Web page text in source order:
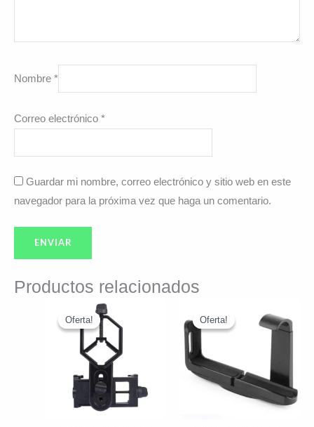
Nombre *
Correo electrónico *
Guardar mi nombre, correo electrónico y sitio web en este
navegador para la próxima vez que haga un comentario.
Productos relacionados
Oferta!
Oferta!
El
precio
original
era:
$12.697.
Oferta!
Oferta!precio
original
precio
actual
$2.990.